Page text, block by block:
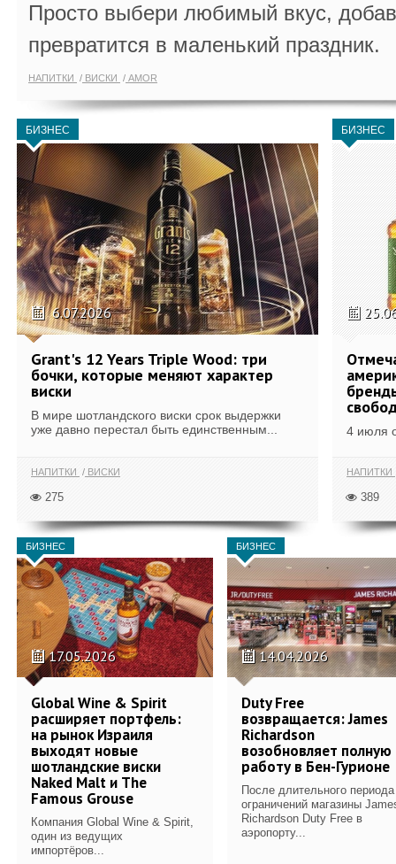
Просто выбери любимый вкус,
превратится в маленький праздник.
НАПИТКИ ВИСКИ AMOR
БИЗНЕС
6.07.2026
Grant's 12 Years Triple Wood: три
бочки, которые меняют характер
виски
В мире шотландского виски срок выдержки
уже давно перестал быть единственным...
НАПИТКИ ВИСКИ
275
БИЗНЕС
4 июля
НАПИТКИ
389
БИЗНЕС
17.05.2026
Global Wine & Spirit
расширяет портфель:
на рынок Израиля
выходят новые
шотландские виски
Naked Malt и The
Famous Grouse
Компания Global Wine & Spirit,
один из ведущих
импортёров...
БИЗНЕС
14.04.2026
Duty Free
возвращается: James
Richardson
возобновляет полную
работу в Бен-Гурионе
После длительного периода
ограничений магазины
Richardson Duty Free в
аэропорту...